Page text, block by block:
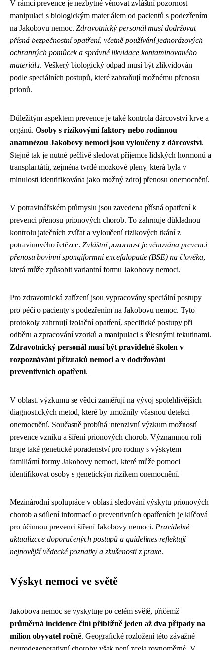
V rámci prevence je nezbytné věnovat zvláštní pozornost
manipulaci s biologickým materiálem od pacientů s podezřením
na Jakobovu nemoc. Zdravotnický personál musí dodržovat
přísná bezpečnostní opatření, včetně používání jednorázových
ochranných pomůcek a správné likvidace kontaminovaného
materiálu. Veškerý biologický odpad musí být zlikvidován
podle speciálních postupů, které zabraňují možnému přenosu
prionů.
Důležitým aspektem prevence je také kontrola dárcovství krve a
orgánů. Osoby s rizikovými faktory nebo rodinnou
anamnézou Jakobovy nemoci jsou vyloučeny z dárcovství.
Stejně tak je nutné pečlivě sledovat příjemce lidských hormonů a
transplantátů, zejména tvrdé mozkové pleny, která byla v
minulosti identifikována jako možný zdroj přenosu onemocnění.
V potravinářském průmyslu jsou zavedena přísná opatření k
prevenci přenosu prionových chorob. To zahrnuje důkladnou
kontrolu jatečních zvířat a vyloučení rizikových tkání z
potravinového řetězce. Zvláštní pozornost je věnována prevenci
přenosu bovinní spongiformní encefalopatie (BSE) na člověka,
která může způsobit variantní formu Jakobovy nemoci.
Pro zdravotnická zařízení jsou vypracovány speciální postupy
pro péči o pacienty s podezřením na Jakobovu nemoc. Tyto
protokoly zahrnují izolační opatření, specifické postupy při
odběru a zpracování vzorků a manipulaci s tělesnými tekutinami.
Zdravotnický personál musí být pravidelně školen v
rozpoznávání příznaků nemoci a v dodržování
preventivních opatření.
V oblasti výzkumu se vědci zaměřují na vývoj spolehlivějších
diagnostických metod, které by umožnily včasnou detekci
onemocnění. Současně probíhá intenzivní výzkum možností
prevence vzniku a šíření prionových chorob. Významnou roli
hraje také genetické poradenství pro rodiny s výskytem
familiární formy Jakobovy nemoci, které může pomoci
identifikovat osoby s genetickým rizikem onemocnění.
Mezinárodní spolupráce v oblasti sledování výskytu prionových
chorob a sdílení informací o preventivních opatřeních je klíčová
pro účinnou prevenci šíření Jakobovy nemoci. Pravidelné
aktualizace doporučených postupů a guidelines reflektují
nejnovější vědecké poznatky a zkušenosti z praxe.
Výskyt nemoci ve světě
Jakobova nemoc se vyskytuje po celém světě, přičemž
průměrná incidence činí přibližně jeden až dva případy na
milion obyvatel ročně. Geografické rozložení této závažné